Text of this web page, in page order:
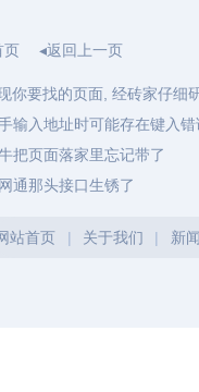
页 ◂返回上一页
你要找的页面, 经砖家仔细
输入地址时可能存在键入错
把页面落家里忘记带了
通那头接口生锈了
站首页 | 关于我们 | 新